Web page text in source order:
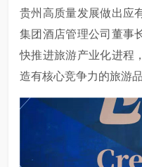
贵州高质量发展做出应
集团酒店管理公司董事
快推进旅游产业化进程
造有核心竞争力的旅游